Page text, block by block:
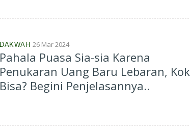
DAKWAH 26 Mar 2024
Pahala Puasa Sia-sia Karena
Penukaran Uang Baru Lebaran, Kok
Bisa? Begini Penjelasannya..